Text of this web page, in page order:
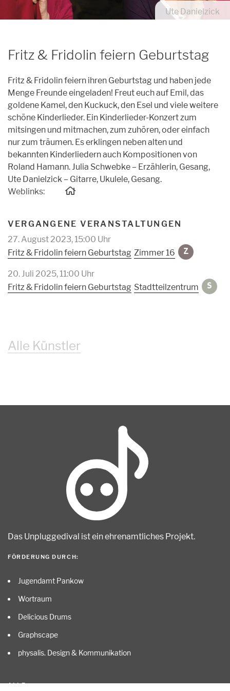
Archiv
Unpluggedival Fête 2026
Übersicht
Caroussel
Kontakt
Förderung
Orte
Künstler*innen
Anmeldungen
Ute Danielzick
Fritz & Fridolin feiern Geburtstag
Fritz & Fridolin feiern ihren Geburtstag und haben jede
Menge Freunde eingeladen! Freut euch auf Emil, das
goldene Kamel, den Kuckuck, den Esel und viele weitere
schöne Kinderlieder. Ein Kinderlieder-Konzert zum
mitsingen und mitmachen, zum zuhören, oder einfach
nur zum träumen. Es erklingen neben alten und
bekannten Kinderliedern auch Kompositionen von
Roland Hamann. Julia Schwebke – Erzählerin, Gesang,
Ute Danielzick – Gitarre, Ukulele, Gesang.
Weblinks:
VERGANGENE VERANSTALTUNGEN
27. August 2023, 15:00 Uhr
Fritz & Fridolin feiern Geburtstag Zimmer 16 Z
20. Juli 2025, 11:00 Uhr
Fritz & Fridolin feiern Geburtstag Stadtteilzentrum S
Alle Künstler
Das Unpluggedival ist ein ehrenamtliches Projekt.
FÖRDERUNG DURCH:
Jugendamt Pankow
Wortraum
Delicious Drums
Graphscape
physalis. Design & Kommunikation
ALLE …